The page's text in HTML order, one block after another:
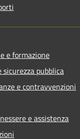
e formazione
sicurezza pubblica
e contravvenzioni
e assistenza